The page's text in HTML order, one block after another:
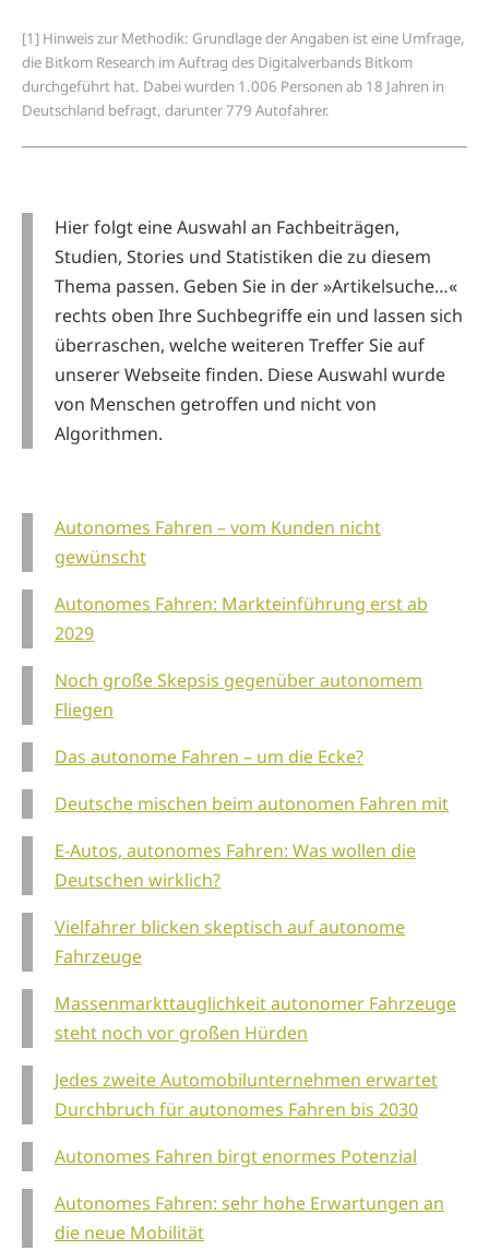
[1] Hinweis zur Methodik: Grundlage der Angaben ist eine Umfrage,
die Bitkom Research im Auftrag des Digitalverbands Bitkom
durchgeführt hat. Dabei wurden 1.006 Personen ab 18 Jahren in
Deutschland befragt, darunter 779 Autofahrer.
Hier folgt eine Auswahl an Fachbeiträgen,
Studien, Stories und Statistiken die zu diesem
Thema passen. Geben Sie in der »Artikelsuche…«
rechts oben Ihre Suchbegriffe ein und lassen sich
überraschen, welche weiteren Treffer Sie auf
unserer Webseite finden. Diese Auswahl wurde
von Menschen getroffen und nicht von
Algorithmen.
Autonomes Fahren – vom Kunden nicht
gewünscht
Autonomes Fahren: Markteinführung erst ab
2029
Noch große Skepsis gegenüber autonomem
Fliegen
Das autonome Fahren – um die Ecke?
Deutsche mischen beim autonomen Fahren mit
E-Autos, autonomes Fahren: Was wollen die
Deutschen wirklich?
Vielfahrer blicken skeptisch auf autonome
Fahrzeuge
Massenmarkttauglichkeit autonomer Fahrzeuge
steht noch vor großen Hürden
Jedes zweite Automobilunternehmen erwartet
Durchbruch für autonomes Fahren bis 2030
Autonomes Fahren birgt enormes Potenzial
Autonomes Fahren: sehr hohe Erwartungen an
die neue Mobilität